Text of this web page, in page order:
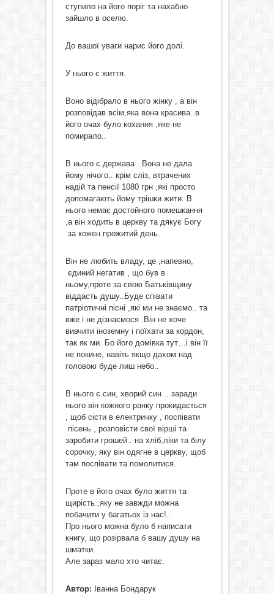
ступило на його поріг та нахабно
зайшло в оселю.
До вашої уваги нарис його долі.
У нього є життя.
Воно відібрало в нього жінку , а він
розповідав всім,яка вона красива..в
його очах було кохання ,яке не
помирало..
В нього є держава . Вона не дала
йому нічого.. крім сліз, втрачених
надій та пенсії 1080 грн ,які просто
допомагають йому трішки жити. В
нього немає достойного помешкання
,а він ходить в церкву та дякує Богу
за кожен прожитий день.
Він не любить владу, це ,напевно,
єдиний негатив , що був в
ньому,проте за свою Батьківщину
віддасть душу..Буде співати
патріотичні пісні ,які ми не знаємо.. та
вже і не дізнаємося .Він не хоче
вивчити іноземну і поїхати за кордон,
так як ми. Бо його домівка тут…і він її
не покине, навіть якщо дахом над
головою буде лиш небо..
В нього є син, хворий син .. заради
нього він кожного ранку прокидається
, щоб сісти в електричку , поспівати
пісень , розповісти свої вірші та
заробити грошей.. на хліб,ліки та білу
сорочку, яку він одягне в церкву, щоб
там поспівати та помолитися.
Проте в його очах було життя та
щирість.,яку не завжди можна
побачити у багатьох із нас!..
Про нього можна було б написати
книгу, що розірвала б вашу душу на
шматки.
Але зараз мало хто читає.
Автор: Іванна Бондарук